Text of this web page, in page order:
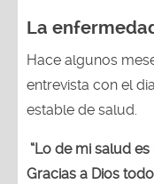
La
Hace algunos
entrevista con el
estable de salud.
“Lo de mi salud
Gracias a Dios